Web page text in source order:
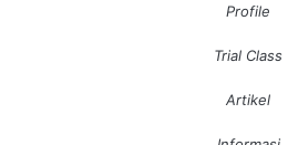
Profile
Trial Class
Artikel